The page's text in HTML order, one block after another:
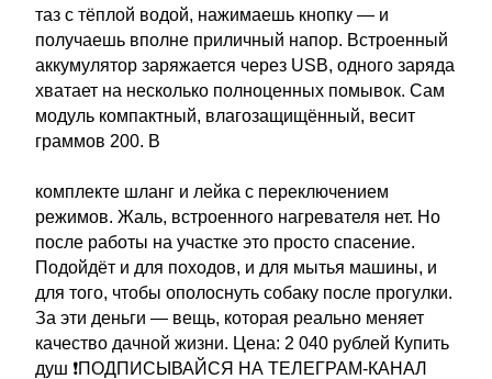
таз с тёплой водой, нажимаешь кнопку — и
получаешь вполне приличный напор. Встроенный
аккумулятор заряжается через USB, одного заряда
хватает на несколько полноценных помывок. Сам
модуль компактный, влагозащищённый, весит
граммов 200. В
комплекте шланг и лейка с переключением
режимов. Жаль, встроенного нагревателя нет. Но
после работы на участке это просто спасение.
Подойдёт и для походов, и для мытья машины, и
для того, чтобы ополоснуть собаку после прогулки.
За эти деньги — вещь, которая реально меняет
качество дачной жизни. Цена: 2 040 рублей Купить
душ ❗ПОДПИСЫВАЙСЯ НА ТЕЛЕГРАМ-КАНАЛ